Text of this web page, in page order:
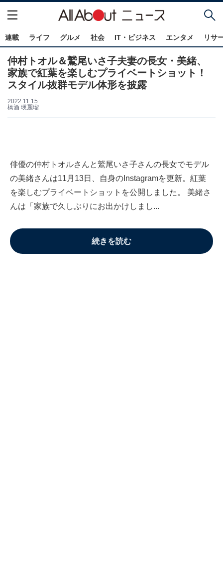
連載 ライフ グルメ 社会 IT・ビジネス エンタメ リサ
仲村トオル＆鷲尾いさ子夫妻の長女・美緒、
家族で紅葉を楽しむプライベートショット！
スタイル抜群モデル体形を披露
2022.11.15
橋酒 瑛麗瑠
俳優の仲村トオルさんと鷲尾いさ子さんの長女でモデル
の美緒さんは11月13日、自身のInstagramを更新。紅葉
を楽しむプライベートショットを公開しました。 美緒さ
んは「家族で久しぶりにお出かけしまし...
続きを読む